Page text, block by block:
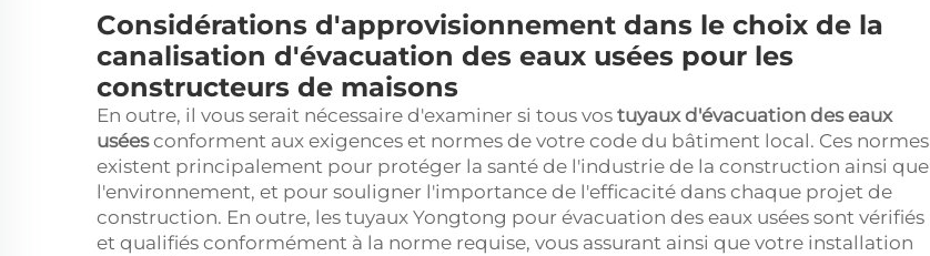
Considérations d'approvisionnement dans le choix de la
canalisation d'évacuation des eaux usées pour les
constructeurs de maisons
En outre, il vous serait nécessaire d'examiner si tous vos tuyaux d'évacuation des eaux
uséesconforment aux exigences et normes de votre code du bâtiment local. Ces normes
existent principalement pour protéger la santé de l'industrie de la construction ainsi que
l'environnement, et pour souligner l'importance de l'efficacité dans chaque projet de
construction. En outre, les tuyaux Yongtong pour évacuation des eaux usées sont vérifiés
et qualifiés conformément à la norme requise, vous assurant ainsi que votre installation